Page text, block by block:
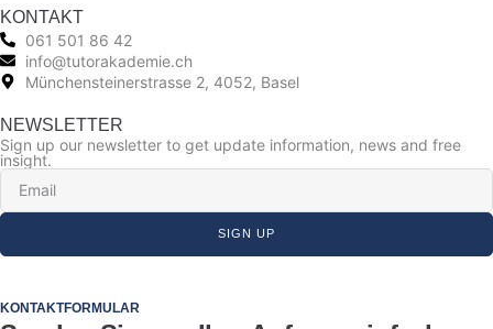
KONTAKT
061 501 86 42
info@tutorakademie.ch
Münchensteinerstrasse 2, 4052, Basel
NEWSLETTER
Sign up our newsletter to get update information, news and free
insight.
SIGN UP
KONTAKTFORMULAR